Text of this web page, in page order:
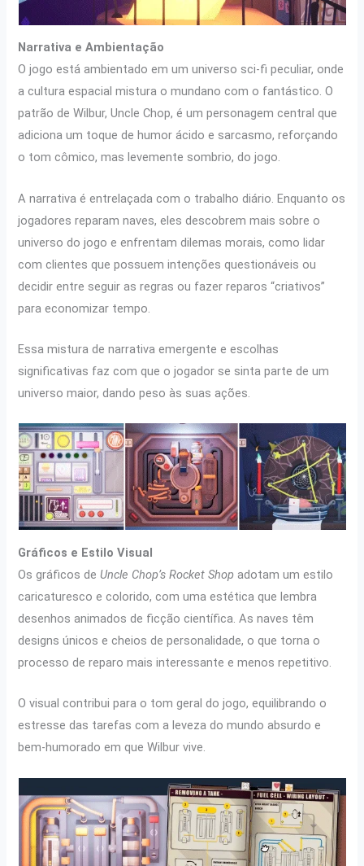
Narrativa e Ambientação
O jogo está ambientado em um universo sci-fi peculiar, onde
a cultura espacial mistura o mundano com o fantástico. O
patrão de Wilbur, Uncle Chop, é um personagem central que
adiciona um toque de humor ácido e sarcasmo, reforçando
o tom cômico, mas levemente sombrio, do jogo.
A narrativa é entrelaçada com o trabalho diário. Enquanto os
jogadores reparam naves, eles descobrem mais sobre o
universo do jogo e enfrentam dilemas morais, como lidar
com clientes que possuem intenções questionáveis ou
decidir entre seguir as regras ou fazer reparos “criativos”
para economizar tempo.
Essa mistura de narrativa emergente e escolhas
significativas faz com que o jogador se sinta parte de um
universo maior, dando peso às suas ações.
Gráficos e Estilo Visual
Os gráficos de Uncle Chop’s Rocket Shop adotam um estilo
caricaturesco e colorido, com uma estética que lembra
desenhos animados de ficção científica. As naves têm
designs únicos e cheios de personalidade, o que torna o
processo de reparo mais interessante e menos repetitivo.
O visual contribui para o tom geral do jogo, equilibrando o
estresse das tarefas com a leveza do mundo absurdo e
bem-humorado em que Wilbur vive.